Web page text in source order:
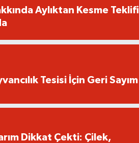
Aylıktan Kesme Teklifi
Tesisi İçin Geri Sayım
Dikkat Çekti: Çilek,